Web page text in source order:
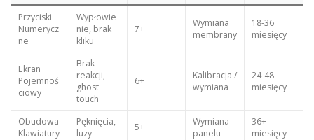
Przyciski
Numerycz
ne
Wypłowie
nie, brak
kliku
7+
Wymiana
membrany
18-36
miesięcy
Ekran
Pojemnoś
ciowy
Brak
reakcji,
ghost
touch
6+
Kalibracja /
wymiana
24-48
miesięcy
Obudowa
Klawiatury
Pęknięcia,
luzy
5+
Wymiana
panelu
36+
miesięcy